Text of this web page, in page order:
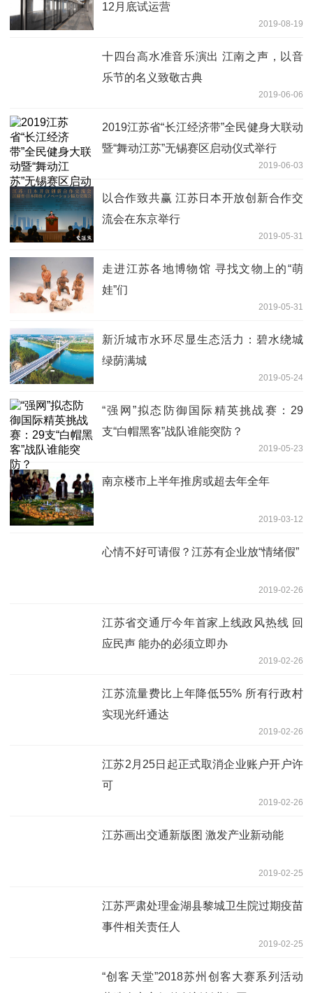
12月底试运营
2019-08-19
十四台高水准音乐演出 江南之声，以音
乐节的名义致敬古典
2019-06-06
2019江苏省“长江经济带”全民健身大联动
暨“舞动江苏”无锡赛区启动仪式举行
2019-06-03
以合作致共赢 江苏日本开放创新合作交
流会在东京举行
2019-05-31
走进江苏各地博物馆 寻找文物上的“萌
娃”们
2019-05-31
新沂城市水环尽显生态活力：碧水绕城
绿荫满城
2019-05-24
“强网”拟态防御国际精英挑战赛：29
支“白帽黑客”战队谁能突防？
2019-05-23
南京楼市上半年推房或超去年全年
2019-03-12
心情不好可请假？江苏有企业放“情绪假”
2019-02-26
江苏省交通厅今年首家上线政风热线 回
应民声 能办的必须立即办
2019-02-26
江苏流量费比上年降低55% 所有行政村
实现光纤通达
2019-02-26
江苏2月25日起正式取消企业账户开户许
可
2019-02-26
江苏画出交通新版图 激发产业新动能
2019-02-25
江苏严肃处理金湖县黎城卫生院过期疫苗
事件相关责任人
2019-02-25
“创客天堂”2018苏州创客大赛系列活动